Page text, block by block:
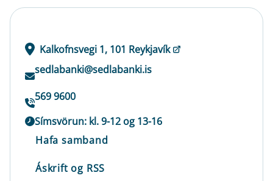
Kalkofnsvegi 1, 101 Reykjavík
sedlabanki@sedlabanki.is
569 9600
Símsvörun: kl. 9-12 og 13-16
Hafa samband
Áskrift og RSS